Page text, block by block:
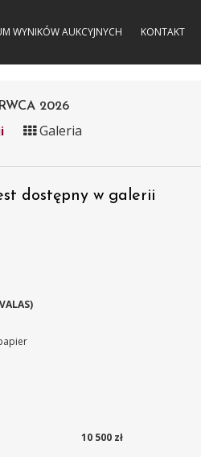
WYNIKÓW AUKCYJNYCH KONTAKT
2026
Galeria
dostępny w galerii
10 500 zł